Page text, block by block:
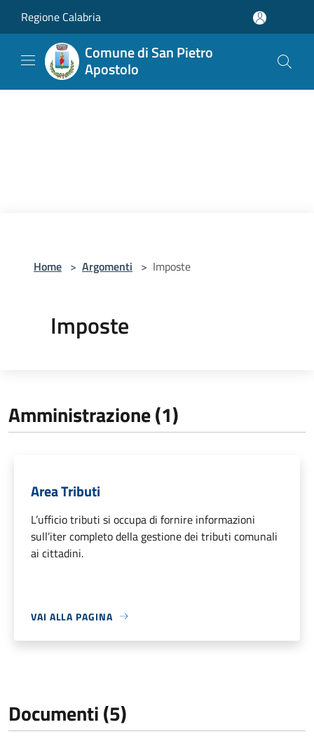
Regione Calabria
Comune di San Pietro
Apostolo
Home > Argomenti > Imposte
Imposte
Amministrazione (1)
Area Tributi
L’ufficio tributi si occupa di fornire informazioni
sull’iter completo della gestione dei tributi comunali
ai cittadini.
VAI ALLA PAGINA
Documenti (5)